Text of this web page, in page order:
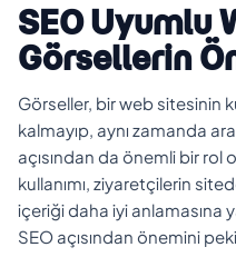
SEO Uyumlu
Görsellerin
Görseller, bir web sitesinin
kalmayıp, aynı zamanda
açısından da önemli bir
kullanımı, ziyaretçilerin
içeriği daha iyi anlamasına
SEO açısından önemini